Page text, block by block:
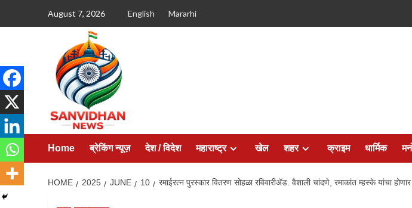
August 7, 2026 English Mararhi
Home ब्रेकिंग न्यूज़ देश / विदेश महाराष्ट्र खेल शहर क्राइम धार्मिक
HOME 2025 JUNE 10 रमाईरत्न पुरस्कार वितरण सोहळा रविवारीॲड. वैशाली चांदणे, रमाकांत म्हस्के यांचा होणार